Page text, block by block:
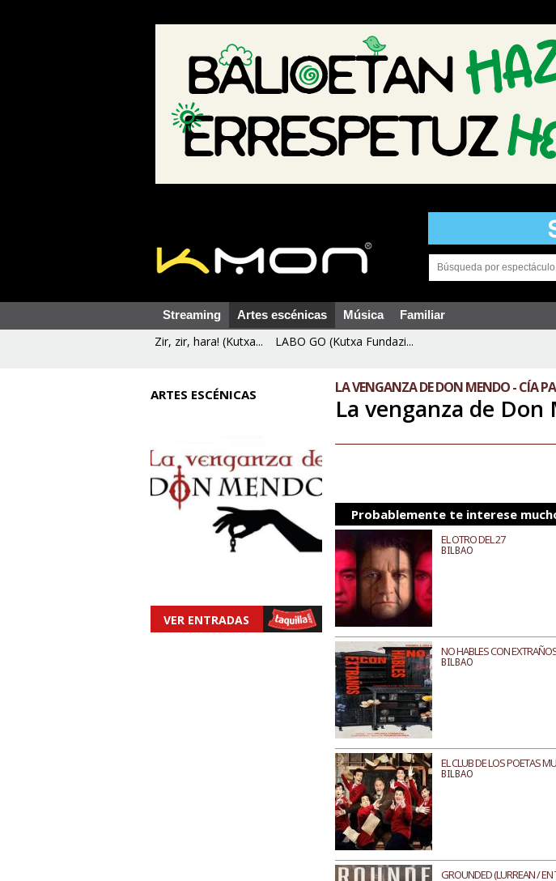
Streaming Artes escénicas Música Familiar
Zir, zir, hara! (Kutxa... LABO GO (Kutxa Fundazi...
ARTES ESCÉNICAS
VER ENTRADAS
LA VENGANZA DE DON MENDO - CÍA
La venganza de Don
Probablemente te interese
EL OTRO DEL 27
BILBAO
NO HABLES CON
BILBAO
EL CLUB DE LOS POETAS
BILBAO
GROUNDED (LURREAN / EN